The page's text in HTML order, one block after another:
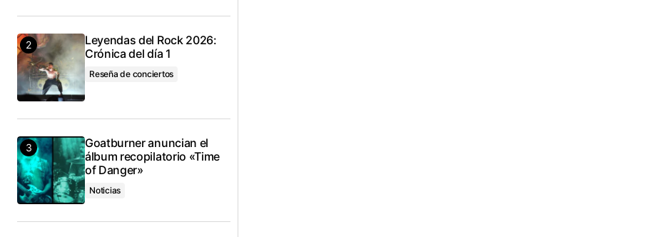
Leyendas del Rock 2026:
Crónica del día 1
Reseña de conciertos
Goatburner anuncian el
álbum recopilatorio «Time
of Danger»
Noticias